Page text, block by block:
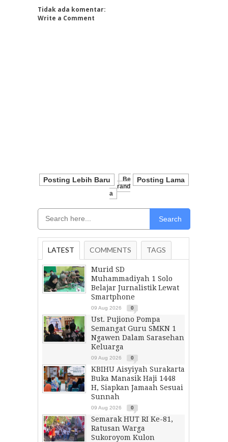
Tidak ada komentar:
Write a Comment
Posting Lebih Baru Posting Lama
Be
Rand
A
Search
LATEST COMMENTS TAGS
Murid SD
Muhammadiyah 1 Solo
Belajar Jurnalistik Lewat
Smartphone
09 Aug 2026 0
Ust. Pujiono Pompa
Semangat Guru SMKN 1
Ngawen Dalam Sarasehan
Keluarga
09 Aug 2026 0
KBIHU Aisyiyah Surakarta
Buka Manasik Haji 1448
H, Siapkan Jamaah Sesuai
Sunnah
09 Aug 2026 0
Semarak HUT RI Ke-81,
Ratusan Warga
Sukoroyom Kulon